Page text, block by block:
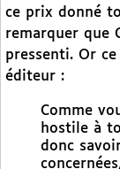
ce prix donné
remarquer que
pressenti. Or
éditeur :
Comme
hostile à
donc